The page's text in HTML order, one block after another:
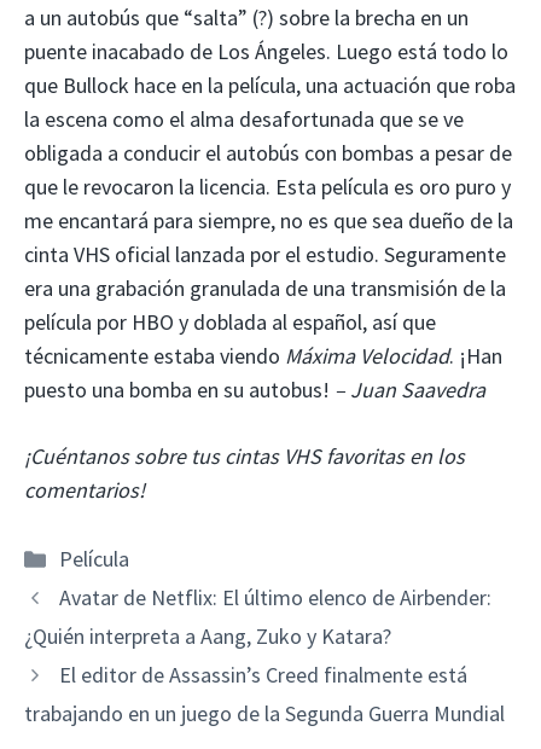
a un autobús que “salta” (?) sobre la brecha en un
puente inacabado de Los Ángeles. Luego está todo lo
que Bullock hace en la película, una actuación que roba
la escena como el alma desafortunada que se ve
obligada a conducir el autobús con bombas a pesar de
que le revocaron la licencia. Esta película es oro puro y
me encantará para siempre, no es que sea dueño de la
cinta VHS oficial lanzada por el estudio. Seguramente
era una grabación granulada de una transmisión de la
película por HBO y doblada al español, así que
técnicamente estaba viendo Máxima Velocidad. ¡Han
puesto una bomba en su autobus! – Juan Saavedra
¡Cuéntanos sobre tus cintas VHS favoritas en los
comentarios!
Categorías
Película
Avatar de Netflix: El último elenco de Airbender:
¿Quién interpreta a Aang, Zuko y Katara?
El editor de Assassin’s Creed finalmente está
trabajando en un juego de la Segunda Guerra Mundial